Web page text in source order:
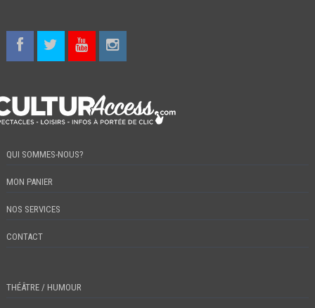
QUI SOMMES-NOUS?
MON PANIER
NOS SERVICES
CONTACT
THÉÂTRE / HUMOUR